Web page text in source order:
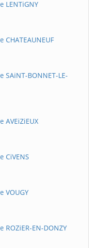
LENTiGNY
BONNET-LE-
CiVENS
VOUGY
EN-DONZY